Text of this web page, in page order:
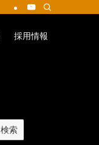
採用情報
検索